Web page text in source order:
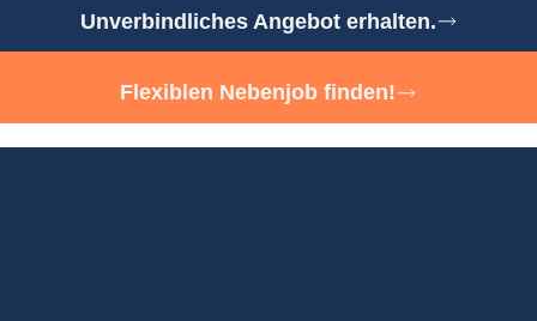
Unverbindliches Angebot erhalten.
Flexiblen Nebenjob finden!